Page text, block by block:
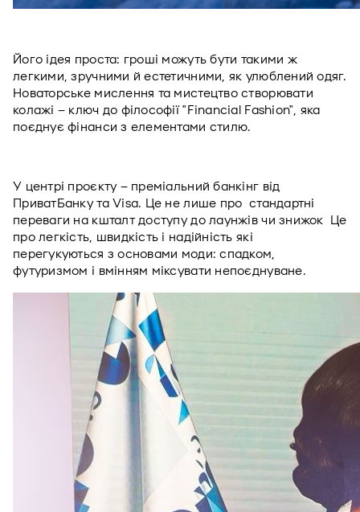
Його ідея проста: гроші можуть бути такими ж
легкими, зручними й естетичними, як улюблений одяг.
Новаторське мислення та мистецтво створювати
колажі – ключ до філософії "Financial Fashion", яка
поєднує фінанси з елементами стилю.
У центрі проєкту – преміальний банкінг від
ПриватБанку та Visa. Це не лише про  стандартні
переваги на кшталт доступу до лаунжів чи знижок  Це
про легкість, швидкість і надійність які
перегукуються з основами моди: спадком,
футуризмом і вмінням міксувати непоєднуване.